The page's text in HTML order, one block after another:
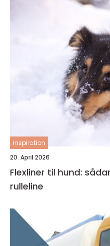
inspiration
20. April 2026
Flexliner til hund:
rulleline